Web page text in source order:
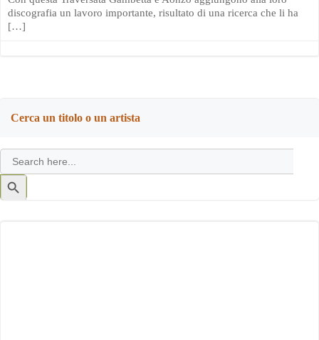
discografia un lavoro importante, risultato di una ricerca che li ha
[…]
Cerca un titolo o un artista
Search
for:
Search
Button